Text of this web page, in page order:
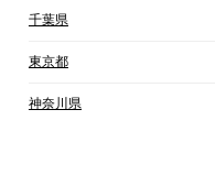
千葉県
東京都
神奈川県